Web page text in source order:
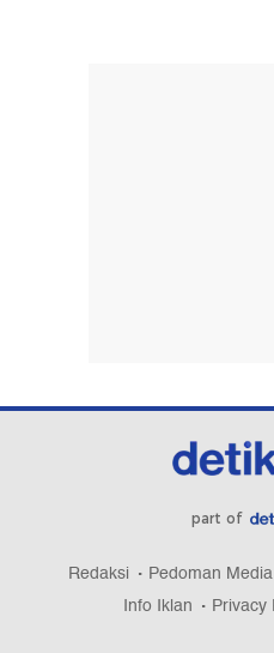
part of
Redaksi Pedoman
Info Iklan
Privacy